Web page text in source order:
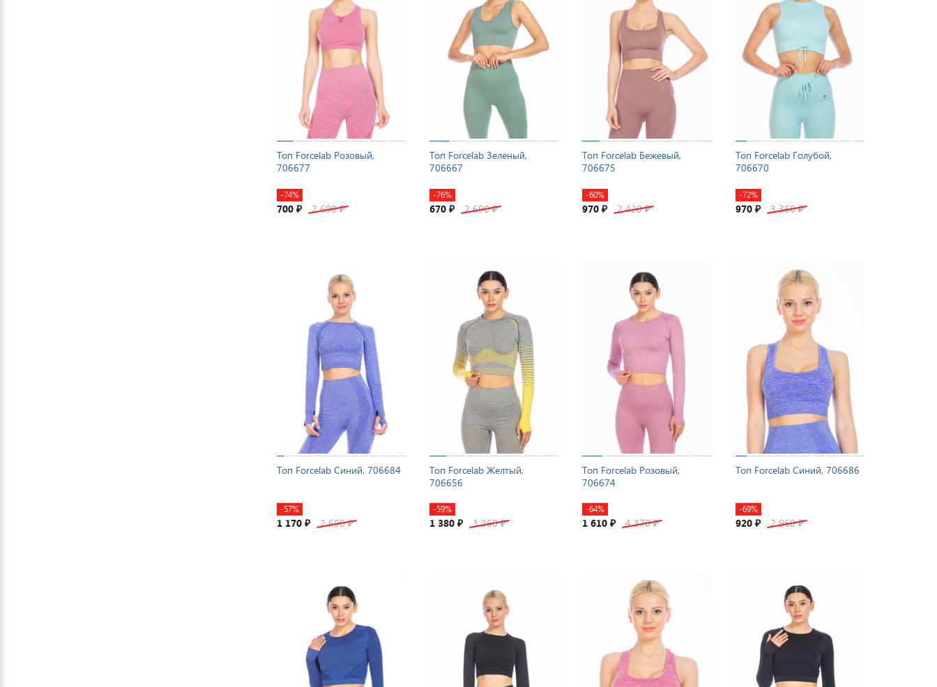
Топ Forcelab Розовый,
706677
-74%
700 ₽ 2 690₽
Топ Forcelab Зеленый,
706667
-76%
670 ₽ 2 690₽
Топ Forcelab Бежевый,
706675
-60%
970₽ 2 420₽
Топ Forcelab Голубой,
706670
-72%
970 ₽ 3 360₽
Топ Forcelab Синий, 706684
-57%
1 170 ₽ 2 690₽
Топ Forcelab Желтый,
706656
-59%
1 380 ₽ 3 360₽
Топ Forcelab Розовый,
706674
-64%
1 610₽ 4 370₽
Топ Forcelab Синий, 706686
-69%
920 ₽ 2 960₽